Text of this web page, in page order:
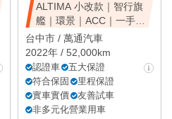
ALTIMA 小改款｜智行旗
艦｜環景｜ACC｜一手美
車
台中市 / 萬通汽車
2022年 / 52,000km
認證車
五大保證
符合保固
里程保證
實車實價
友善試車
非多元化營業用車